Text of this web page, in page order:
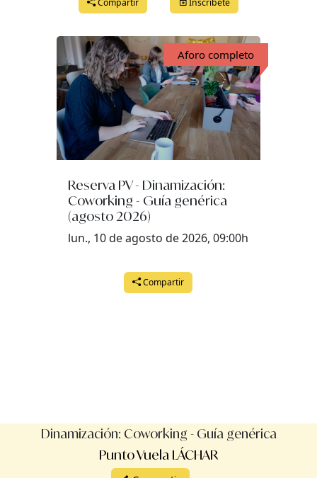
Aforo completo
Reserva PV - Dinamización:
Coworking - Guía genérica
(agosto 2026)
lun., 10 de agosto de 2026, 09:00h
Compartir
Dinamización: Coworking - Guía genérica
Punto Vuela LÁCHAR